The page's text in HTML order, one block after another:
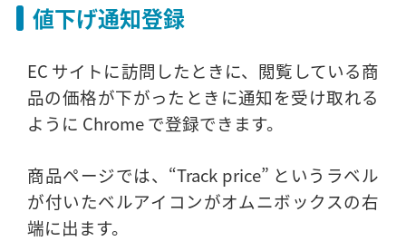
値下げ通知登録
EC サイトに訪問したときに、閲覧している商
品の価格が下がったときに通知を受け取れる
ように Chrome で登録できます。
商品ページでは、“Track price” というラベル
が付いたベルアイコンがオムニボックスの右
端に出ます。